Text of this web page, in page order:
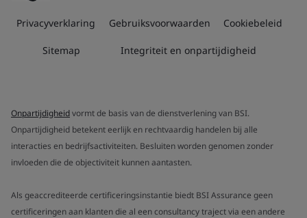
Privacyverklaring Gebruiksvoorwaarden Cookiebeleid
Sitemap Integriteit en onpartijdigheid
Onpartijdigheidvormt de basis van de dienstverlening van BSI.
Onpartijdigheid betekent eerlijk en rechtvaardig handelen bij alle
interacties en bedrijfsactiviteiten. Besluiten worden genomen zonder
invloeden die de objectiviteit kunnen aantasten.
Als geaccrediteerde certificeringsinstantie biedt BSI Assurance geen
certificeringen aan klanten die al een consultancy traject via een andere